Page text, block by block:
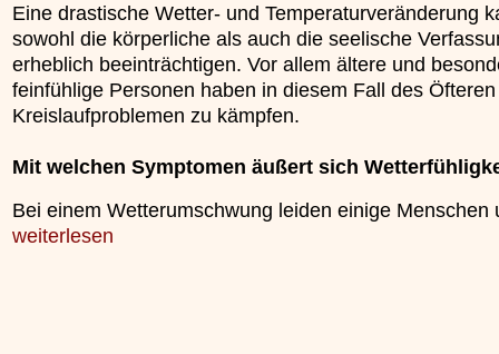
Eine drastische Wetter- und Temperaturveränderung
sowohl die körperliche als auch die seelische
erheblich beeinträchtigen. Vor allem ältere und
feinfühlige Personen haben in diesem Fall des
Kreislaufproblemen zu kämpfen.
Mit welchen Symptomen äußert sich
Bei einem Wetterumschwung leiden einige
weiterlesen
In der TCM sind
Organismus
unterliegt.